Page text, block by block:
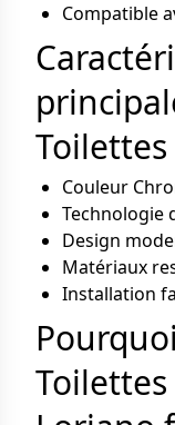
Compatible
Toilettes
Couleur
Technologie
Design
Matériaux
Installation